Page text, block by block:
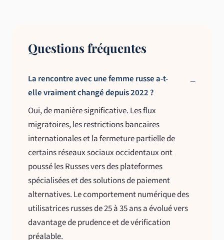
Questions fréquentes
La rencontre avec une femme russe a-t-
elle vraiment changé depuis 2022 ?
Oui, de manière significative. Les flux
migratoires, les restrictions bancaires
internationales et la fermeture partielle de
certains réseaux sociaux occidentaux ont
poussé les Russes vers des plateformes
spécialisées et des solutions de paiement
alternatives. Le comportement numérique des
utilisatrices russes de 25 à 35 ans a évolué vers
davantage de prudence et de vérification
préalable.